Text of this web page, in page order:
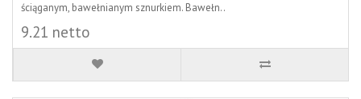
ściąganym, bawełnianym sznurkiem. Bawełn..
9.21 netto